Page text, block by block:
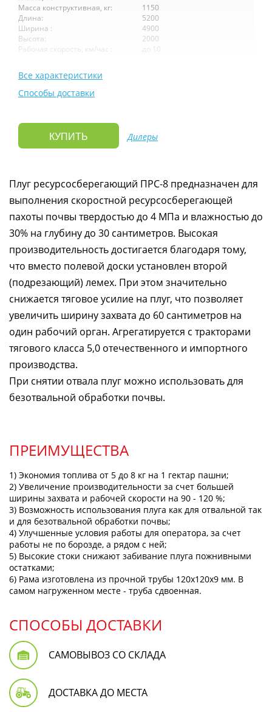
Масса конструктивная, кг:
1150
Длина:
5200
Ширина :
4900
Высота:
2000
Рабочая скорость, км/час :
до 10
Все характеристики
Способы доставки
КУПИТЬ Дилеры
Плуг ресурсосберегающий ПРС-8 предназначен для
выполнения скоростной ресурсосберегающей
пахоты почвы твердостью до 4 МПа и влажностью до
30% на глубину до 30 сантиметров. Высокая
производительность достигается благодаря тому,
что вместо полевой доски установлен второй
(подрезающий) лемех. При этом значительно
снижается тяговое усилие на плуг, что позволяет
увеличить ширину захвата до 60 сантиметров на
один рабочий орган. Агрегатируется с тракторами
тягового класса 5,0 отечественного и импортного
производства.
При снятии отвала плуг можно использовать для
безотвальной обработки почвы.
ПРЕИМУЩЕСТВА
1) Экономия топлива от 5 до 8 кг на 1 гектар пашни;
2) Увеличение производительности за счет большей
ширины захвата и рабочей скорости на 90 - 120 %;
3) Возможность использования плуга как для отвальной так
и для безотвальной обработки почвы;
4) Улучшенные условия работы для оператора, за счет
работы не по борозде, а рядом с ней;
5) Высокие стоки снижают забивание плуга пожнивными
остатками;
6) Рама изготовлена из прочной трубы 120х120х9 мм. В
самом нагруженном месте - труба сдвоенная.
СПОСОБЫ ДОСТАВКИ
САМОВЫВОЗ СО СКЛАДА
ДОСТАВКА ДО МЕСТА